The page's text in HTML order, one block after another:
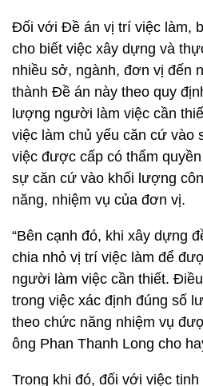
Đối với Đề án vị trí việc làm,
cho biết việc xây dựng và
nhiều sở, ngành, đơn vị đến
thành Đề án này theo quy
lượng người làm việc cần
việc làm chủ yếu căn cứ vào
việc được cấp có thẩm
sự căn cứ vào khối lượng
năng, nhiệm vụ của đơn vị.
“Bên cạnh đó, khi xây dựng
chia nhỏ vị trí việc làm để
người làm việc cần thiết.
trong việc xác định đúng số
theo chức năng nhiệm vụ
ông Phan Thanh Long cho
Trong khi đó, đối với việc